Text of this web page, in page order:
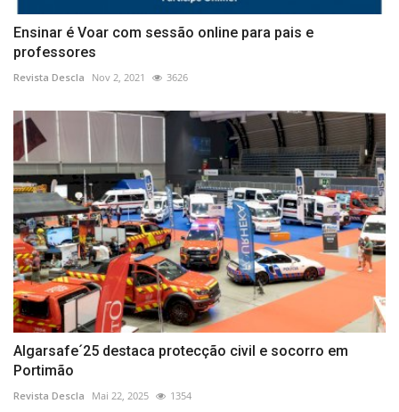
Ensinar é Voar com sessão online para pais e
professores
Revista Descla Nov 2, 2021 3626
Algarsafe´25 destaca protecção civil e socorro em
Portimão
Revista Descla Mai 22, 2025 1354